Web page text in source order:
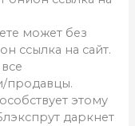
может без
ссылка на сайт.
продавцы.
этому
даркнет